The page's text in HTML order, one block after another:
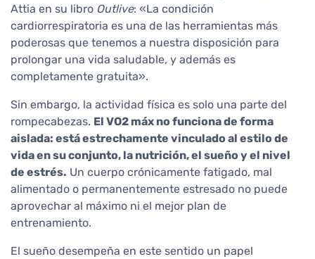
Attia en su libro Outlive: «La condición
cardiorrespiratoria es una de las herramientas más
poderosas que tenemos a nuestra disposición para
prolongar una vida saludable, y además es
completamente gratuita».
Sin embargo, la actividad física es solo una parte del
rompecabezas. El VO2 máx no funciona de forma
aislada: está estrechamente vinculado al estilo de
vida en su conjunto, la nutrición, el sueño y el nivel
de estrés. Un cuerpo crónicamente fatigado, mal
alimentado o permanentemente estresado no puede
aprovechar al máximo ni el mejor plan de
entrenamiento.
El sueño desempeña en este sentido un papel